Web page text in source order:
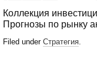
Коллекция
Прогнозы по рынку
Filed under Стратегия